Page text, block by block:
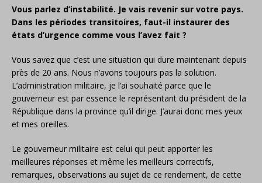
Vous parlez d’instabilité. Je vais revenir sur votre pays.
Dans les périodes transitoires, faut-il instaurer des
états d’urgence comme vous l’avez fait ?
Vous savez que c’est une situation qui dure maintenant depuis
près de 20 ans. Nous n’avons toujours pas la solution.
L’administration militaire, je l’ai souhaité parce que le
gouverneur est par essence le représentant du président de la
République dans la province qu’il dirige. J’aurai donc mes yeux
et mes oreilles.
Le gouverneur militaire est celui qui peut apporter les
meilleures réponses et même les meilleurs correctifs,
remarques, observations au sujet de ce rendement, de cette